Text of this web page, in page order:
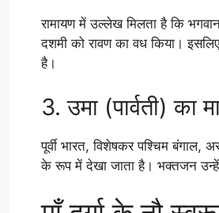
रामायण में उल्लेख मिलता है कि
दशमी को रावण का वध किया।
है।
3. उमा (पार्वती)
पूर्वी भारत, विशेषकर पश्चिम
के रूप में देखा जाता है। भक्तजन उन्हें